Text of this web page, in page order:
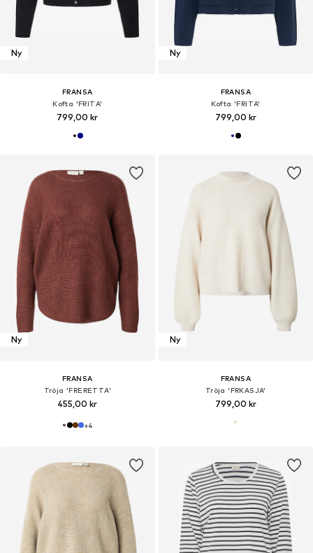
Ny
FRANSA
Kofta 'FRITA'
799,00 kr
Ny
FRANSA
Kofta 'FRITA'
799,00 kr
Ny
FRANSA
Tröja 'FRERETTA'
455,00 kr
+4
Ny
FRANSA
Tröja 'FRKASJA'
799,00 kr